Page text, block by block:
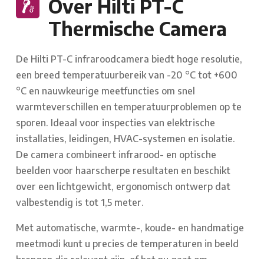
Over Hilti PT-C
Thermische Camera
De Hilti PT-C infraroodcamera biedt hoge resolutie,
een breed temperatuurbereik van -20 °C tot +600
°C en nauwkeurige meetfuncties om snel
warmteverschillen en temperatuurproblemen op te
sporen. Ideaal voor inspecties van elektrische
installaties, leidingen, HVAC-systemen en isolatie.
De camera combineert infrarood- en optische
beelden voor haarscherpe resultaten en beschikt
over een lichtgewicht, ergonomisch ontwerp dat
valbestendig is tot 1,5 meter.
Met automatische, warmte-, koude- en handmatige
meetmodi kunt u precies de temperaturen in beeld